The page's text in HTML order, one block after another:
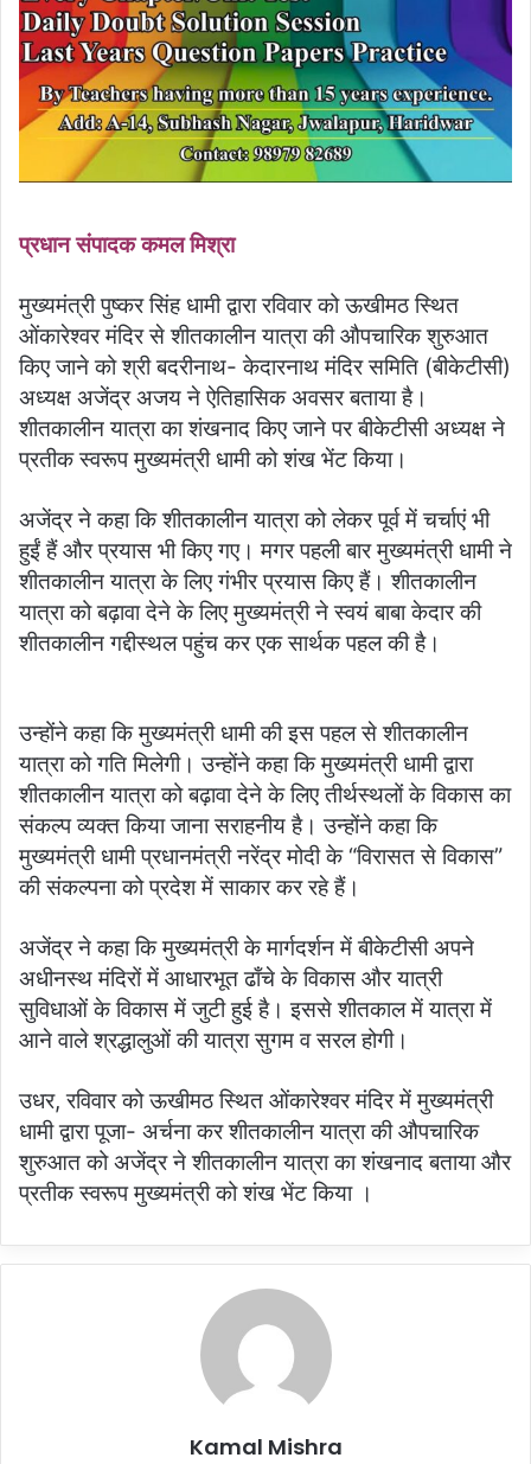
प्रधान संपादक कमल मिश्रा
मुख्यमंत्री पुष्कर सिंह धामी द्वारा रविवार को ऊखीमठ स्थित
ओंकारेश्वर मंदिर से शीतकालीन यात्रा की औपचारिक शुरुआत
किए जाने को श्री बदरीनाथ- केदारनाथ मंदिर समिति (बीकेटीसी)
अध्यक्ष अजेंद्र अजय ने ऐतिहासिक अवसर बताया है।
शीतकालीन यात्रा का शंखनाद किए जाने पर बीकेटीसी अध्यक्ष ने
प्रतीक स्वरूप मुख्यमंत्री धामी को शंख भेंट किया।
अजेंद्र ने कहा कि शीतकालीन यात्रा को लेकर पूर्व में चर्चाएं भी
हुईं हैं और प्रयास भी किए गए। मगर पहली बार मुख्यमंत्री धामी ने
शीतकालीन यात्रा के लिए गंभीर प्रयास किए हैं। शीतकालीन
यात्रा को बढ़ावा देने के लिए मुख्यमंत्री ने स्वयं बाबा केदार की
शीतकालीन गद्दीस्थल पहुंच कर एक सार्थक पहल की है।
उन्होंने कहा कि मुख्यमंत्री धामी की इस पहल से शीतकालीन
यात्रा को गति मिलेगी। उन्होंने कहा कि मुख्यमंत्री धामी द्वारा
शीतकालीन यात्रा को बढ़ावा देने के लिए तीर्थस्थलों के विकास का
संकल्प व्यक्त किया जाना सराहनीय है। उन्होंने कहा कि
मुख्यमंत्री धामी प्रधानमंत्री नरेंद्र मोदी के “विरासत से विकास”
की संकल्पना को प्रदेश में साकार कर रहे हैं।
अजेंद्र ने कहा कि मुख्यमंत्री के मार्गदर्शन में बीकेटीसी अपने
अधीनस्थ मंदिरों में आधारभूत ढाँचे के विकास और यात्री
सुविधाओं के विकास में जुटी हुई है। इससे शीतकाल में यात्रा में
आने वाले श्रद्धालुओं की यात्रा सुगम व सरल होगी।
उधर, रविवार को ऊखीमठ स्थित ओंकारेश्वर मंदिर में मुख्यमंत्री
धामी द्वारा पूजा- अर्चना कर शीतकालीन यात्रा की औपचारिक
शुरुआत को अजेंद्र ने शीतकालीन यात्रा का शंखनाद बताया और
प्रतीक स्वरूप मुख्यमंत्री को शंख भेंट किया ।
Kamal Mishra